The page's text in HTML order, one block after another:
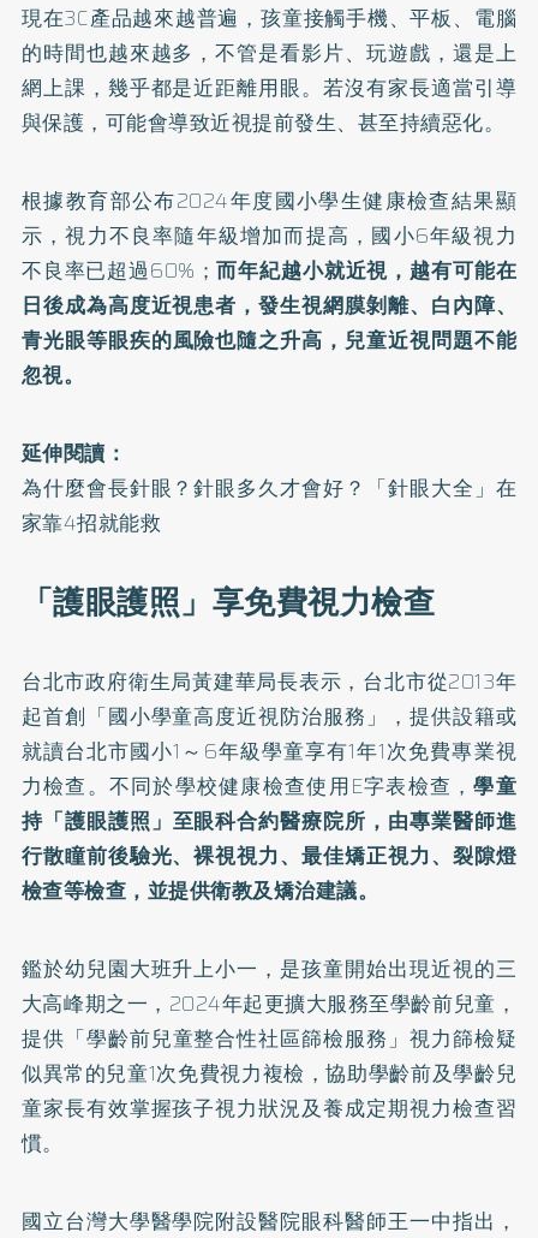
現在3C產品越來越普遍，孩童接觸手機、平板、電腦
的時間也越來越多，不管是看影片、玩遊戲，還是上
網上課，幾乎都是近距離用眼。若沒有家長適當引導
與保護，可能會導致近視提前發生、甚至持續惡化。
根據教育部公布2024年度國小學生健康檢查結果顯
示，視力不良率隨年級增加而提高，國小6年級視力
不良率已超過60%；而年紀越小就近視，越有可能在
日後成為高度近視患者，發生視網膜剝離、 白內障、
青光眼等眼疾的風險也隨之升高，兒童近視問題不能
忽視。
延伸閱讀：
為什麼會長針眼？針眼多久才會好？「針眼大全」在
家靠4招就能救
「護眼護照」享免費視力檢查
台北市政府衛生局黃建華局長表示，台北市從2013年
起首創「國小學童高度近視防治服務」，提供設籍或
就讀台北市國小1～6年級學童享有1年1次免費專業視
力檢查。不同於學校健康檢查使用E字表檢查，學童
持「護眼護照」至眼科合約醫療院所，由專業醫師進
行散瞳前後驗光、裸視視力、最佳矯正視力、裂隙燈
檢查等檢查，並提供衛教及矯治建議。
鑑於幼兒園大班升上小一，是孩童開始出現近視的三
大高峰期之一，2024年起更擴大服務至學齡前兒童，
提供「學齡前兒童整合性社區篩檢服務 」視力篩檢疑
似異常的兒童1次免費視力複檢，協助學齡前及學齡兒
童家長有效掌握孩子視力狀況及養成定期視力檢查習
慣。
國立台灣大學醫學院附設醫院眼科醫師王一中指出，